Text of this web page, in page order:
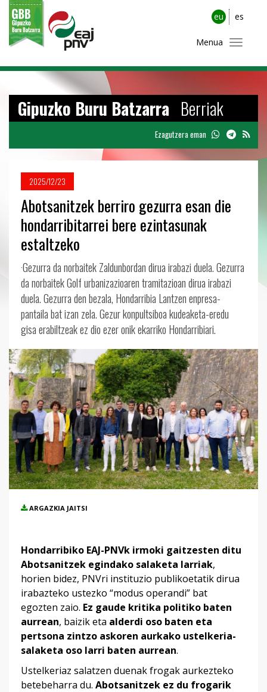
eu es
Menua
Gipuzko Buru Batzarra Berriak
Ezagutzera eman
2025/12/23
Abotsanitzek berriro gezurra esan die
hondarribitarrei bere ezintasunak
estaltzeko
·Gezurra da norbaitek Zaldunbordan dirua irabazi duela. Gezurra
da norbaitek Golf urbanizazioaren tramitazioan dirua irabazi
duela. Gezurra den bezala, Hondarribia Lantzen enpresa-
pantaila bat izan zela. Gezur konpultsiboa kudeaketa-eredu
gisa erabiltzeak ez dio ezer onik ekarriko Hondarribiari.
ARGAZKIA JAITSI
Hondarribiko EAJ-PNVk irmoki gaitzesten ditu
Abotsanitzek egindako salaketa larriak,
horien bidez, PNVri instituzio publikoetatik dirua
irabazteko ustezko “modus operandi” bat
egozten zaio. Ez gaude kritika politiko baten
aurrean, baizik eta alderdi oso baten eta
pertsona zintzo askoren aurkako ustelkeria-
salaketa oso larri baten aurrean.
Ustelkeriaz salatzen duenak frogak aurkezteko
betebeharra du. Abotsanitzek ez du frogarik